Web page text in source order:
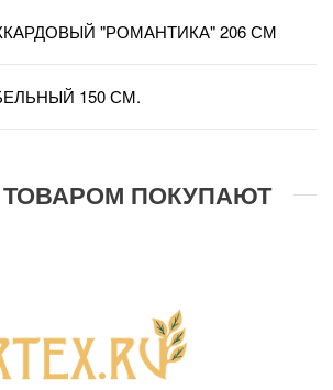
"РОМАНТИКА" 206 СМ
150 СМ.
ПОКУПАЮТ